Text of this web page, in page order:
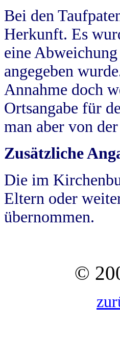
Bei den
Herkunft. Es
eine
angegeben
Annahme doch
Ortsangabe für
man aber von
Zusätzliche
Die im
Eltern oder
übernommen.
©